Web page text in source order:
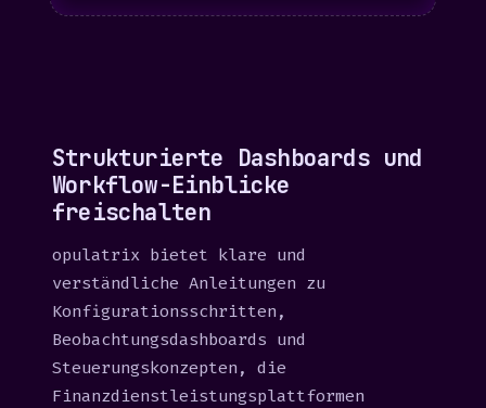
Strukturierte Dashboards und
Workflow-Einblicke
freischalten
opulatrix bietet klare und
verständliche Anleitungen zu
Konfigurationsschritten,
Beobachtungsdashboards und
Steuerungskonzepten, die
Finanzdienstleistungsplattformen